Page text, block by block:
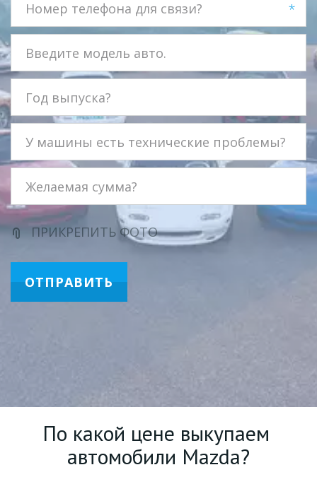
*
ПРИКРЕПИТЬ ФОТО
ОТПРАВИТЬ
По какой цене выкупаем
автомобили Mazda?